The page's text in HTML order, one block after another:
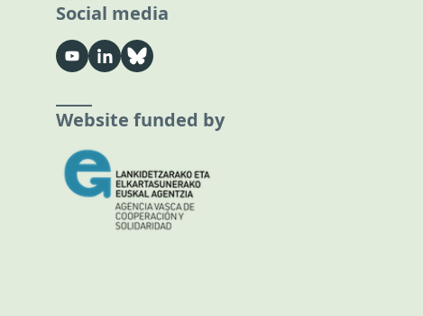
Social media
Website funded by